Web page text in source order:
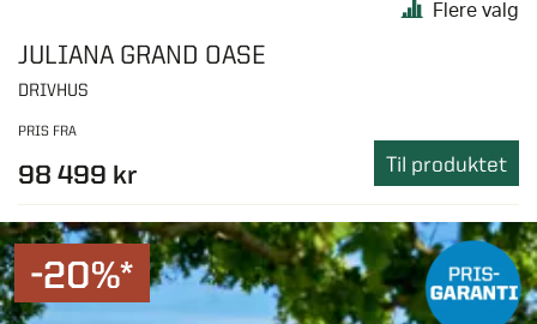
Flere valg
JULIANA GRAND OASE
DRIVHUS
PRIS FRA
98 499 kr Til produktet
-20%*